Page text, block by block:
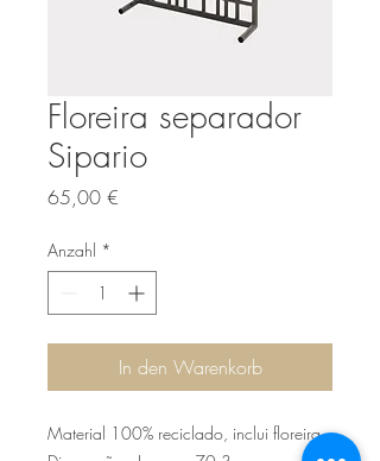
Floreira separador
Sipario
65,00 €
Anzahl *
In den Warenkorb
Material 100% reciclado, inclui floreira.